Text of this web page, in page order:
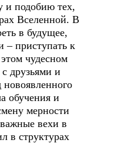
и подобию тех,
Вселенной. В
в будущее,
– приступать к
чудесном
друзьями и
обучения и
мерности
вехи в
в структурах